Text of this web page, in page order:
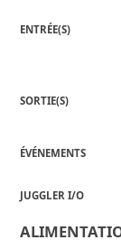
ENTRÉE(S)
SORTIE(S)
ÉVÉNEMENTS
JUGGLER I/O